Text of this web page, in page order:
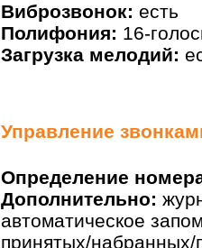
Виброзвонок: есть
Полифония: 16-
Загрузка мелодий:
Управление
Определение
Дополнительно:
автоматическое
принятых/